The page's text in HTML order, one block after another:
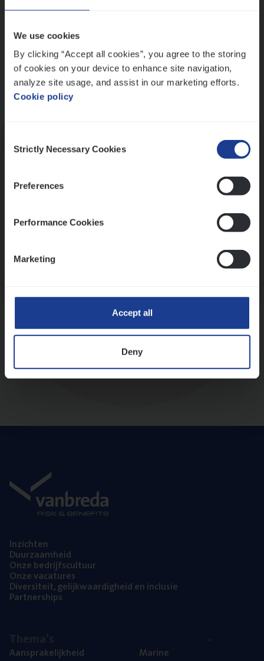
We use cookies
By clicking “Accept all cookies”, you agree to the storing
of cookies on your device to enhance site navigation,
analyze site usage, and assist in our marketing efforts.
Cookie policy
Selection
Strictly Necessary Cookies
Preferences
Performance Cookies
Marketing
Accept all
Deny
Inzich­ten
Duur­zaam­heid
Onze bedrijfs­cul­tuur
Onze vaca­tu­res
Diver­si­teit, gelijk­waar­dig­heid en inclusie
Part­ner­ships
Aan­spra­ke­lijk­heid
Mari­ne